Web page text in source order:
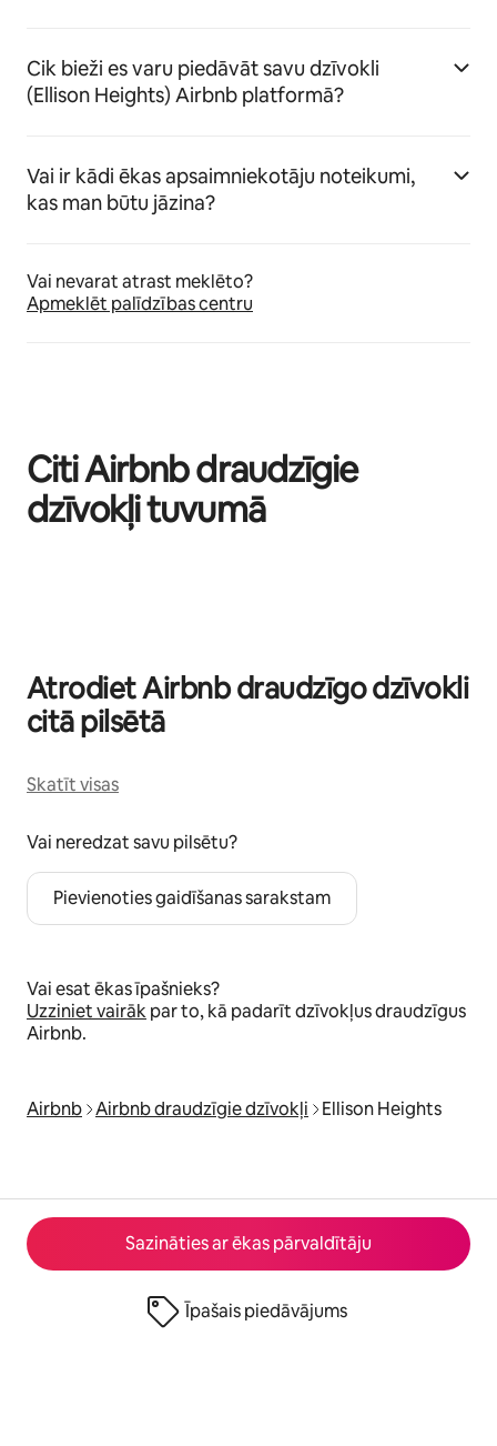
Sazināties ar ēkas pārvaldītāju
Īpašais piedāvājums
Cik bieži es varu piedāvāt savu dzīvokli
(Ellison Heights) Airbnb platformā?
Vai ir kādi ēkas apsaimniekotāju noteikumi,
kas man būtu jāzina?
Vai nevarat atrast meklēto?
Apmeklēt palīdzības centru
Citi Airbnb draudzīgie
dzīvokļi tuvumā
Atrodiet Airbnb draudzīgo dzīvokli
citā pilsētā
Skatīt visas
Vai neredzat savu pilsētu?
Pievienoties gaidīšanas sarakstam
Vai esat ēkas īpašnieks?
Uzziniet vairākpar to, kā padarīt dzīvokļus draudzīgus
Airbnb.
Airbnb Airbnb draudzīgie dzīvokļi Ellison Heights